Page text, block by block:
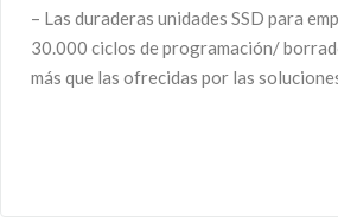
– Las duraderas unidades SSD para
30.000 ciclos de programación/
más que las ofrecidas por las